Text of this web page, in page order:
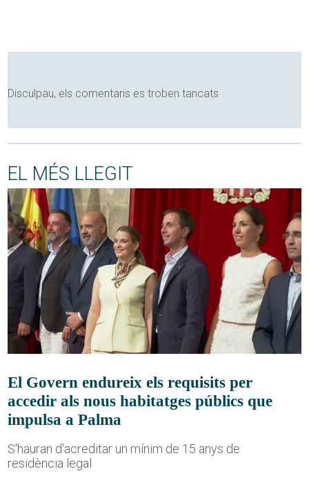
Disculpau, els comentaris es troben tancats
EL MÉS LLEGIT
El Govern endureix els requisits per
accedir als nous habitatges públics que
impulsa a Palma
S'hauran d'acreditar un mínim de 15 anys de
residència legal